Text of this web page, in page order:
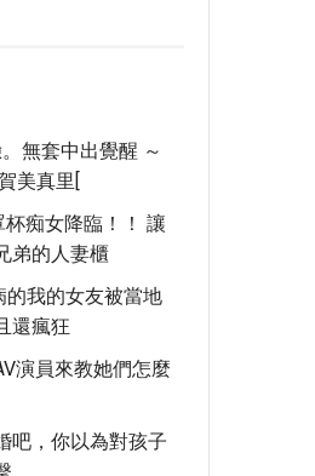
無套中出覺醒 ～
美真里[
痴女降臨！！ 讓
弟的人妻櫃
的我的女友被當地
還瘋狂
演員來教她們怎麼
吧，你以為對孩子